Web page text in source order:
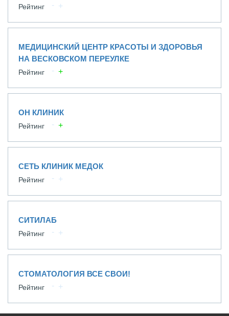
Рейтинг
МЕДИЦИНСКИЙ ЦЕНТР КРАСОТЫ И ЗДОРОВЬЯ
НА ВЕСКОВСКОМ ПЕРЕУЛКЕ
Рейтинг
ОН КЛИНИК
Рейтинг
СЕТЬ КЛИНИК МЕДОК
Рейтинг
СИТИЛАБ
Рейтинг
СТОМАТОЛОГИЯ ВСЕ СВОИ!
Рейтинг